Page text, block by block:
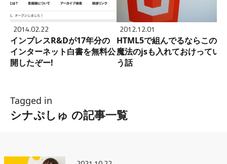
2014.02.22
インプレスR&Dが17年分の
インターネット白書を無料公
開したぞー!
2012.12.01
HTML5で組んでるならこの
魔法のjsも入れておけってい
う話
Tagged in
シナぷしゅ の記事一覧